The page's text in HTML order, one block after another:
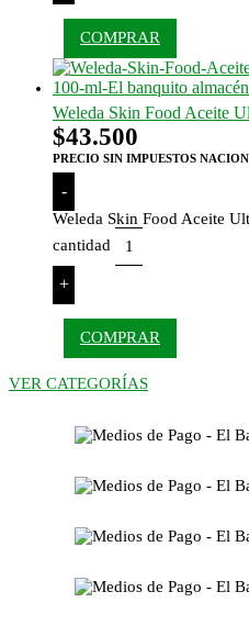
COMPRAR
Weleda Skin Food Aceite
$43.500
PRECIO SIN IMPUESTOS
-
Weleda Skin Food Aceite
cantidad
+
COMPRAR
VER CATEGORÍAS